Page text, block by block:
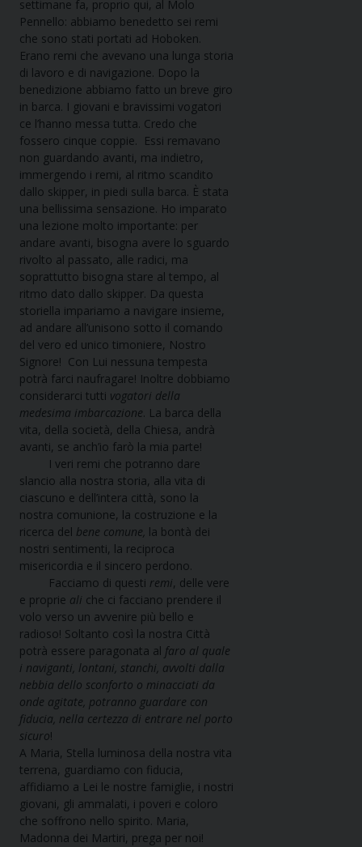
settimane fa, proprio qui, al Molo
Pennello: abbiamo benedetto sei remi
che sono stati portati ad Hoboken.
Erano remi che avevano una lunga storia
di lavoro e di navigazione. Dopo la
benedizione abbiamo fatto un breve giro
in barca. I giovani e bravissimi vogatori
ce l’hanno messa tutta. Credo che
fossero cinque coppie. Essi remavano
non guardando avanti, ma indietro,
immergendo i remi, al ritmo scandito
dallo skipper, in piedi sulla barca. È stata
una bellissima sensazione. Ho imparato
una lezione molto importante: per
andare avanti, bisogna avere lo sguardo
rivolto al passato, alle radici, ma
soprattutto bisogna stare al tempo, al
ritmo dato dallo skipper. Da questa
storiella impariamo a navigare insieme,
ad andare all’unisono sotto il comando
del vero ed unico timoniere, Nostro
Signore! Con Lui nessuna tempesta
potrà farci naufragare! Inoltre dobbiamo
considerarci tutti vogatori della
medesima imbarcazione. La barca della
vita, della società, della Chiesa, andrà
avanti, se anch’io farò la mia parte!
I veri remi che potranno dare
slancio alla nostra storia, alla vita di
ciascuno e dell’intera città, sono la
nostra comunione, la costruzione e la
ricerca del bene comune, la bontà dei
nostri sentimenti, la reciproca
misericordia e il sincero perdono.
Facciamo di questi remi, delle vere
e proprie ali che ci facciano prendere il
volo verso un avvenire più bello e
radioso! Soltanto così la nostra Città
potrà essere paragonata al faro al quale
i naviganti, lontani, stanchi, avvolti dalla
nebbia dello sconforto o minacciati da
onde agitate, potranno guardare con
fiducia, nella certezza di entrare nel porto
sicuro!
A Maria, Stella luminosa della nostra vita
terrena, guardiamo con fiducia,
affidiamo a Lei le nostre famiglie, i nostri
giovani, gli ammalati, i poveri e coloro
che soffrono nello spirito. Maria,
Madonna dei Martiri, prega per noi!